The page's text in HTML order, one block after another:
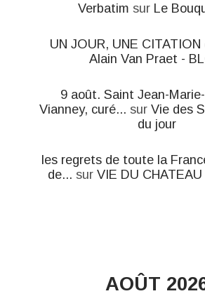
Verbatim sur Le
UN JOUR, UNE CITATION
Alain Van Praet -
9 août. Saint Jean-
Vianney, curé... surVie des
du jour
les regrets de toute la
de... surVIE DU
AOÛT